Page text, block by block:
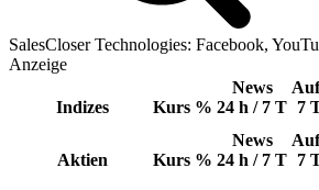
SalesCloser Technologies: Facebook,
Anzeige
Indizes Kurs %
News
24 h / 7 T 7
Aktien Kurs %
News
24 h / 7 T 7